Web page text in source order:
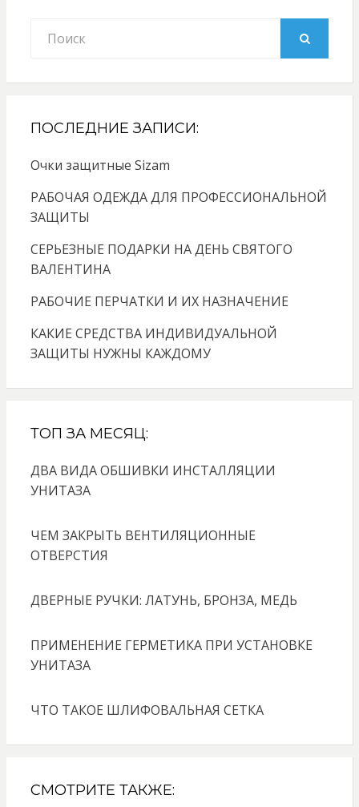
for:
ПОСЛЕДНИЕ ЗАПИСИ:
Очки защитные Sizam
РАБОЧАЯ ОДЕЖДА ДЛЯ ПРОФЕССИОНАЛЬНОЙ
ЗАЩИТЫ
СЕРЬЕЗНЫЕ ПОДАРКИ НА ДЕНЬ СВЯТОГО
ВАЛЕНТИНА
РАБОЧИЕ ПЕРЧАТКИ И ИХ НАЗНАЧЕНИЕ
КАКИЕ СРЕДСТВА ИНДИВИДУАЛЬНОЙ
ЗАЩИТЫ НУЖНЫ КАЖДОМУ
ТОП ЗА МЕСЯЦ:
ДВА ВИДА ОБШИВКИ ИНСТАЛЛЯЦИИ
УНИТАЗА
ЧЕМ ЗАКРЫТЬ ВЕНТИЛЯЦИОННЫЕ
ОТВЕРСТИЯ
ДВЕРНЫЕ РУЧКИ: ЛАТУНЬ, БРОНЗА, МЕДЬ
ПРИМЕНЕНИЕ ГЕРМЕТИКА ПРИ УСТАНОВКЕ
УНИТАЗА
ЧТО ТАКОЕ ШЛИФОВАЛЬНАЯ СЕТКА
СМОТРИТЕ ТАКЖЕ: